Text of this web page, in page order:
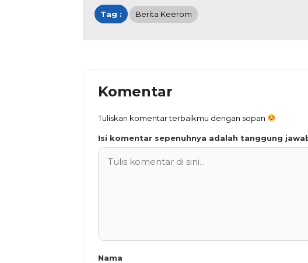
Tag : Berita Keerom
Komentar
Tuliskan komentar terbaikmu dengan sopan
Isi komentar sepenuhnya adalah tanggung
Nama